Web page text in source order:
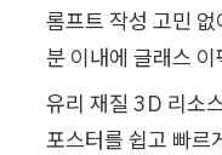
롬프트 작성 고민
분 이내에 글래스
유리 재질 3D 리소
포스터를 쉽고 빠르